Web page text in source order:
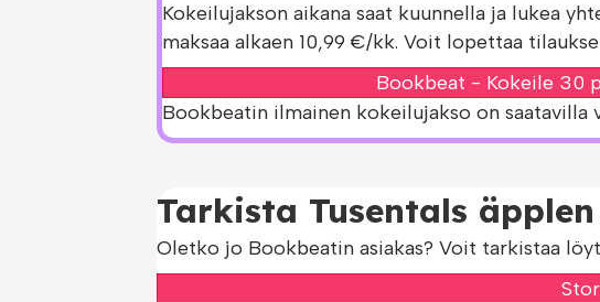
Kokeilujakson aikana saat kuunnella ja lukea
maksaa alkaen 10,99 €/kk. Voit lopettaa
Bookbeat - Kokeile 30
Bookbeatin ilmainen kokeilujakso on saatavilla
Tarkista Tusentals
Oletko jo Bookbeatin asiakas? Voit tarkistaa